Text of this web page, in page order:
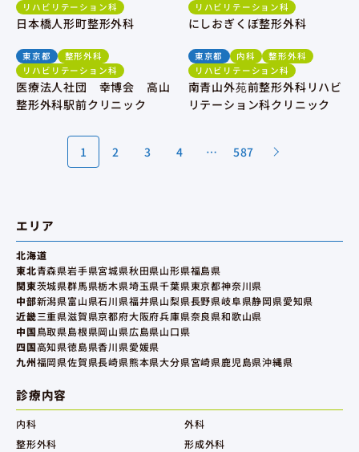
リハビリテーション科
日本橋人形町整形外科
リハビリテーション科
にしおぎくぼ整形外科
東京都
整形外科
リハビリテーション科
医療法人社団 幸博会 高山
整形外科駅前クリニック
東京都 内科
整形外科
リハビリテーション科
南青山外苑前整形外科リハビ
リテーション科クリニック
1 2 3 4 … 587
エリア
北海道
東北青森県岩手県宮城県秋田県山形県福島県
関東茨城県群馬県栃木県埼玉県千葉県東京都神奈川県
中部新潟県富山県石川県福井県山梨県長野県岐阜県静岡県愛知県
近畿三重県滋賀県京都府大阪府兵庫県奈良県和歌山県
中国鳥取県島根県岡山県広島県山口県
四国高知県徳島県香川県愛媛県
九州福岡県佐賀県長崎県熊本県大分県宮崎県鹿児島県沖縄県
診療内容
内科
外科
整形外科
形成外科